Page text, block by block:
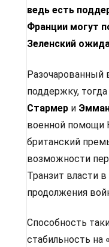
ведь есть
Франции могут
Зеленский
Разочарованный
поддержку,
Стармер и
военной помощи
британский
возможности
Транзит власти
продолжения
Способность
стабильность